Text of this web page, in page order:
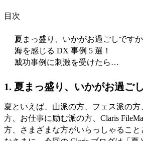
目次
夏まっ盛り、いかがお過ごしですか
海を感じる DX 事例 5 選！
成功事例に刺激を受けたら…
1. 夏まっ盛り、いかがお過ご
夏といえば、山派の方、フェス派の
方、お仕事に励む派の方、Claris
方、さまざまな方がいらっしゃるこ